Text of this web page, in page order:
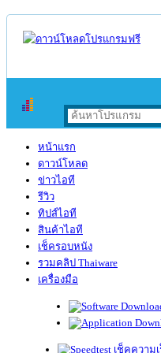
หน้าแรก
ดาวน์โหลด
ข่าวไอที
รีวิว
ทิปส์ไอที
สินค้าไอที
เช็ครอบหนัง
รวมคลิป Thaiware
เครื่องมือ
เช็คความเ